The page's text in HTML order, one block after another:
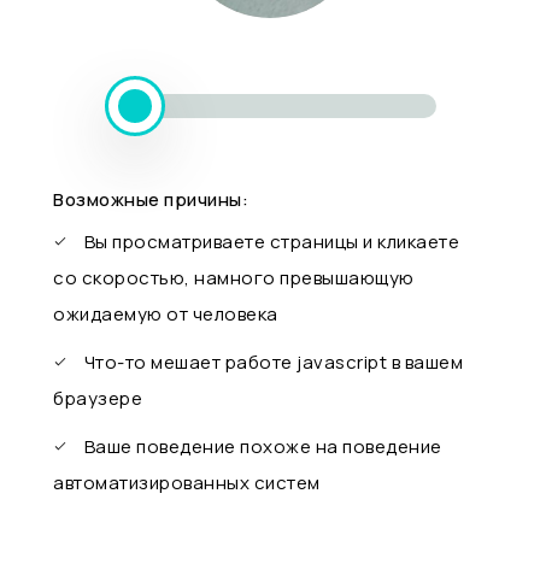
Возможные причины:
Вы просматриваете страницы и кликаете
со скоростью, намного превышающую
ожидаемую от человека
Что-то мешает работе javascript в вашем
браузере
Ваше поведение похоже на поведение
автоматизированных систем